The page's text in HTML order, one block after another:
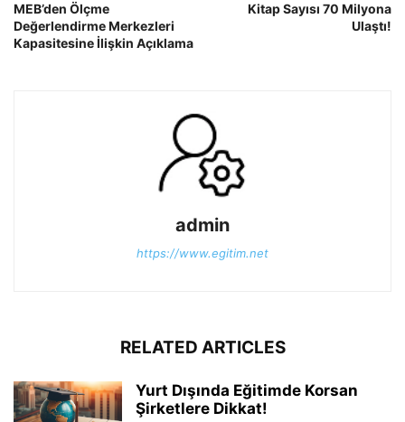
MEB’den Ölçme
Değerlendirme Merkezleri
Kapasitesine İlişkin Açıklama
Kitap Sayısı 70 Milyona
Ulaştı!
admin
https://www.egitim.net
RELATED ARTICLES
Yurt Dışında Eğitimde Korsan
Şirketlere Dikkat!